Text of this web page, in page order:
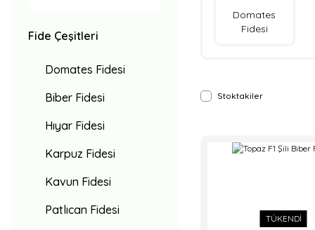
Fide Çeşitleri
Domates Fidesi
Biber Fidesi
Hıyar Fidesi
Karpuz Fidesi
Kavun Fidesi
Patlıcan Fidesi
Domates
Fidesi
Stoktakiler
TÜKENDİ